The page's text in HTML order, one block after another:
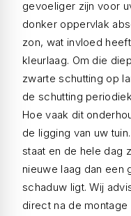
gevoeliger zijn voor
donker oppervlak
zon, wat invloed
kleurlaag. Om die
zwarte schutting op
de schutting
Hoe vaak dit
de ligging van uw
staat en de hele dag
nieuwe laag dan een
schaduw ligt. Wij
direct na de